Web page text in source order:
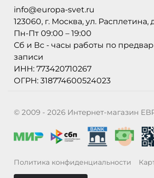
info@europa-svet.ru
123060, г. Москва, ул. Расплетина,
Пн-Пт 09:00 – 19:00
Сб и Вс - часы работы по
записи
ИНН: 773420710267
ОГРН: 318774600524023
© 2009 - 2026 Интернет-магазин
Политика конфиденциальности